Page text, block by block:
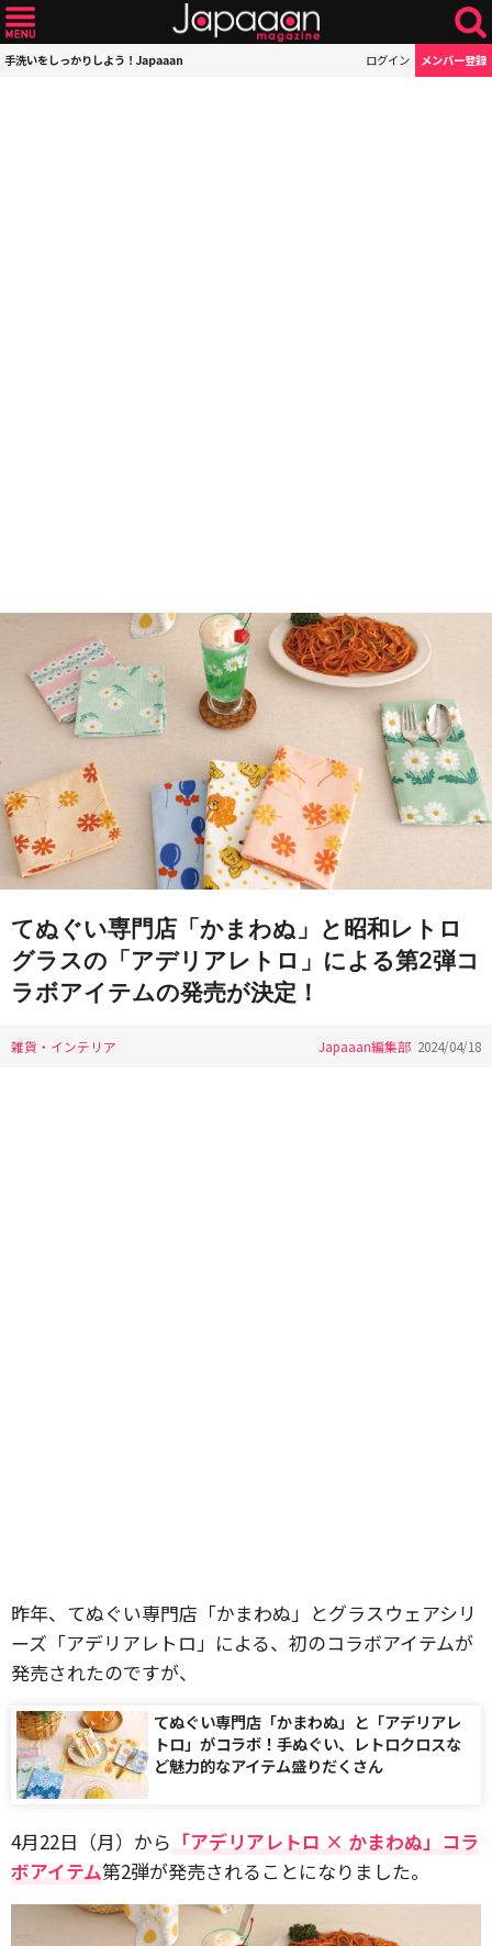
手洗いをしっかりしよう！Japaaan ログイン メンバー登録
てぬぐい専門店「かまわぬ」と昭和レトロ
グラスの「アデリアレトロ」による第2弾コ
ラボアイテムの発売が決定！
雑貨・インテリア Japaaan編集部 2024/04/18
昨年、てぬぐい専門店「かまわぬ」とグラスウェアシリ
ーズ「アデリアレトロ」による、初のコラボアイテムが
発売されたのですが、
てぬぐい専門店「かまわぬ」と「アデリアレ
トロ」がコラボ！手ぬぐい、レトロクロスな
ど魅力的なアイテム盛りだくさん
4月22日（月）から 「アデリアレトロ × かまわぬ」コラ
ボアイテム第2弾が発売されることになりました。